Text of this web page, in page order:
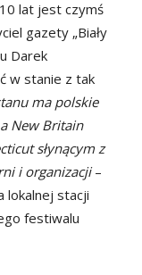
lat jest czymś
gazety „Biały
Darek
w stanie z tak
ma polskie
New Britain
słynącym z
i organizacji–
lokalnej stacji
festiwalu